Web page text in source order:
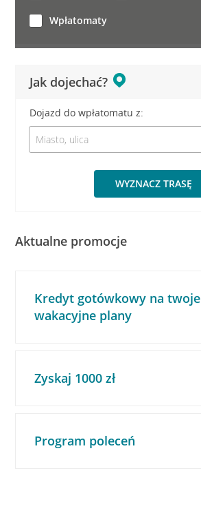
Jak dojechać?
Dojazd do wpłatomatu z:
WYZNACZ TRASĘ
Wpłatomaty
Aktualne promocje
Kredyt gotówkowy na twoje
wakacyjne plany
Zyskaj 1000 zł
Program poleceń